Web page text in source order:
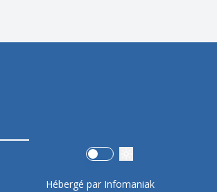
Use setting
Hébergé par Infomaniak